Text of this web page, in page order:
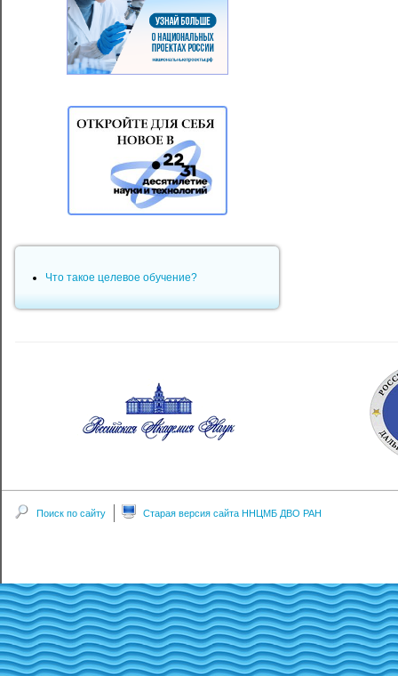
Что такое целевое обучение?
Поиск по сайту Старая версия сайта ННЦМБ ДВО РАН